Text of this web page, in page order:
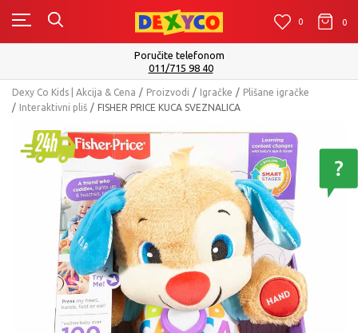
0 0 0
Poručite telefonom
011/715 98 40
Dexy Co Kids | Akcija & Cena Proizvodi Igračke
Plišane igračke
Interaktivni pliš
FISHER PRICE KUCA SVEZNALICA